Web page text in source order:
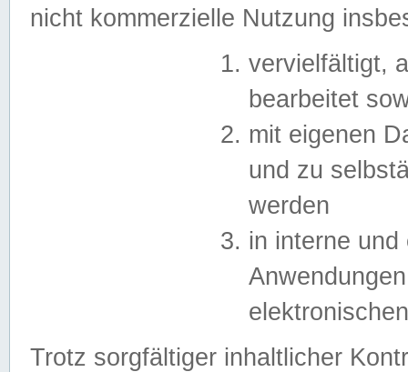
nicht kommerzielle Nutzung
vervielfältigt,
bearbeitet
mit eigenen
und zu
werden
in interne
Trotz sorgfältiger inhaltlicher